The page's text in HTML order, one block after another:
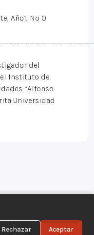
Rechazar Aceptar
Año1, Nº 0
del
Instituto de
“Alfonso
Universidad